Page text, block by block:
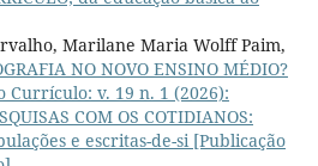
Marilane Maria Wolff Paim,
NO NOVO ENSINO MÉDIO?
Currículo: v. 19 n. 1 (2026):
COM OS COTIDIANOS:
e escritas-de-si [Publicação